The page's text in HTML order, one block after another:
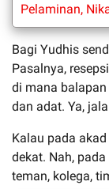
Pelaminan,
Bagi Yudhis
Pasalnya,
di mana
dan adat. Ya,
Kalau pada
dekat. Nah,
teman, kolega,